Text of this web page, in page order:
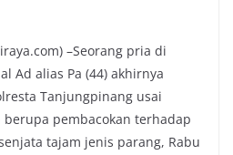
–Seorang pria di
Ad alias Pa (44) akhirnya
Tanjungpinang usai
pembacokan terhadap
tajam jenis parang, Rabu